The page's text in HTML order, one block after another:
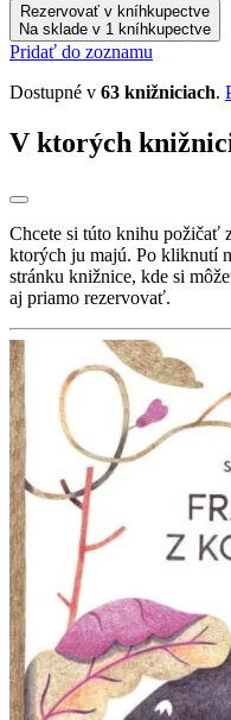
Rezervovať v kníhkupectve
Na sklade v 1 kníhkupectve
Pridať do zoznamu
Dostupné v 63 knižniciach.
V ktorých
Chcete si túto knihu požičať
ktorých ju majú. Po kliknutí
stránku knižnice, kde si
aj priamo rezervovať.